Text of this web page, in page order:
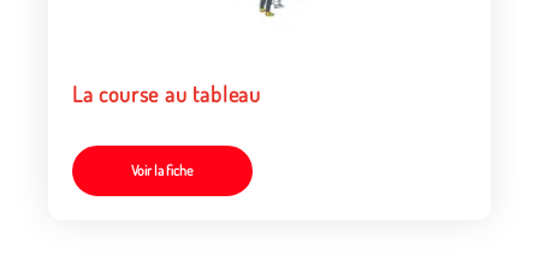
La course au tableau
Voir la fiche